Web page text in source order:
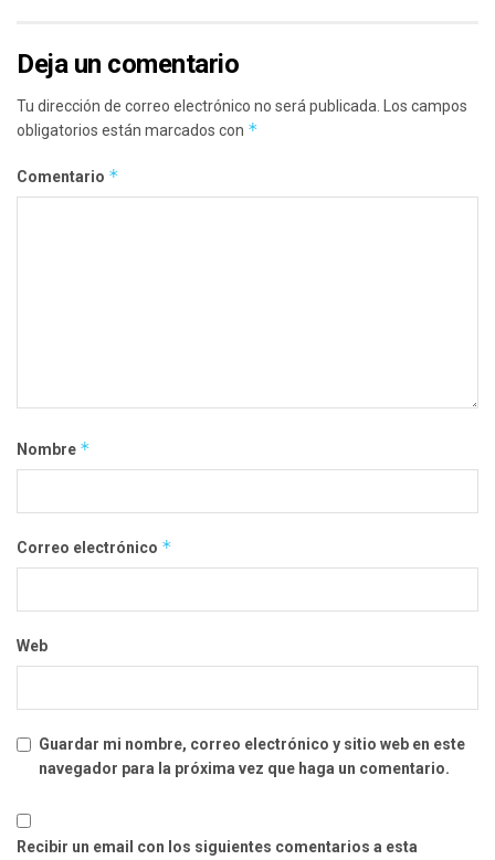
Deja un comentario
Tu dirección de correo electrónico no será publicada.
Los campos
obligatorios están marcados con *
Comentario *
Nombre *
Correo electrónico *
Web
Guardar mi nombre, correo electrónico y sitio web en este
navegador para la próxima vez que haga un comentario.
Recibir un email con los siguientes comentarios a esta